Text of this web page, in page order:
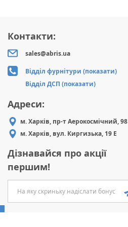
Контакти:
sales@abris.ua
Відділ фурнітури (показати)
Відділ ДСП (показати)
Адреси:
м. Харків, пр-т Аерокосмічний, 98
м. Харків, вул. Киргизька, 19 Е
Дізнавайся про акції
першим!